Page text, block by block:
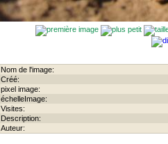
Nom de l'image:
Créé:
pixel image:
échelleImage:
Visites:
Description:
Auteur: